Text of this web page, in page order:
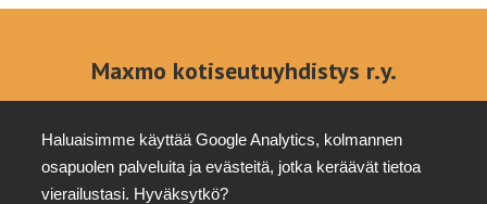
Maxmo kotiseutuyhdistys r.y.
info@klemets.fi
+358 (0)40
6679879
Osoite
Kärklaxvägen 308
66640 Maksamaa
Tietosuoja
Tottesundin
Haluaisimme käyttää Google Analytics, kolmannen
osapuolen palveluita ja evästeitä, jotka keräävät tietoa
vierailustasi. Hyväksytkö?